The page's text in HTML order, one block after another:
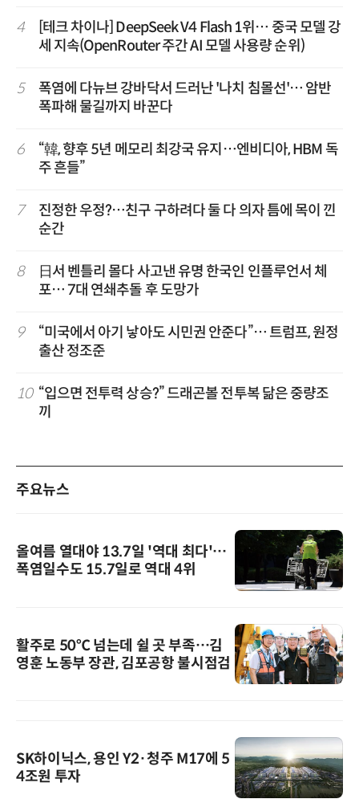
4
[테크 차이나] DeepSeek V4 Flash 1위… 중국 모델 강
세 지속(OpenRouter 주간 AI 모델 사용량 순위)
5
폭염에 다뉴브 강바닥서 드러난 '나치 침몰선'… 암반
폭파해 물길까지 바꾼다
6
“韓, 향후 5년 메모리 최강국 유지…엔비디아, HBM 독
주 흔들”
7
진정한 우정?…친구 구하려다 둘 다 의자 틈에 목이 낀
순간
8
日서 벤틀리 몰다 사고낸 유명 한국인 인플루언서 체
포… 7대 연쇄추돌 후 도망가
9
“미국에서 아기 낳아도 시민권 안준다”… 트럼프, 원정
출산 정조준
10 “입으면 전투력 상승?” 드래곤볼 전투복 닮은 중량조
끼
주요뉴스
올여름 열대야 13.7일 '역대 최다'…
폭염일수도 15.7일로 역대 4위
활주로 50℃ 넘는데 쉴 곳 부족…김
영훈 노동부 장관, 김포공항 불시점검
SK하이닉스, 용인 Y2·청주 M17에 5
4조원 투자